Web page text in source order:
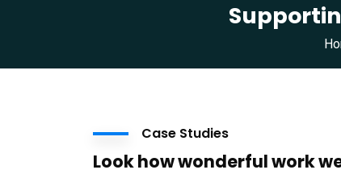
Case Studies
Look how wonderful work